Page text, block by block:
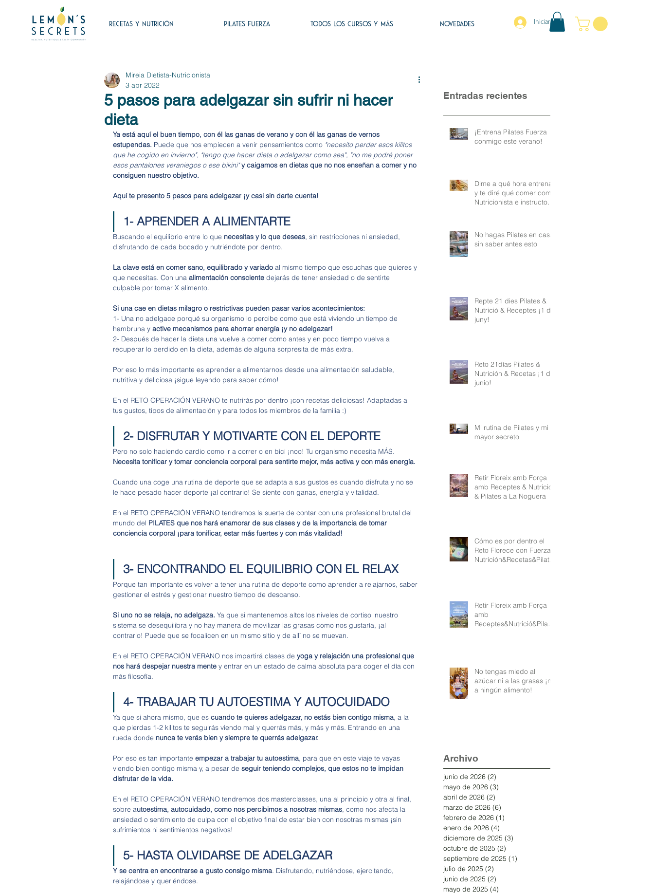
RECETAS Y NUTRICIÓN PILATES FUERZA TODOS LOS CURSOS Y MÁS NOVEDADES Iniciar sesión
5 pasos para adelgazar sin sufrir ni hacer
dieta
Mireia Dietista-Nutricionista
3 abr 2022
Ya está aquí el buen tiempo, con él las ganas de verano y con él las ganas de vernos
estupendas. Puede que nos empiecen a venir pensamientos como "necesito perder esos kilitos
que he cogido en invierno", "tengo que hacer dieta o adelgazar como sea", "no me podré poner
esos pantalones veraniegos o ese bikini" y caigamos en dietas que no nos enseñan a comer y no
consiguen nuestro objetivo.
Aquí te presento 5 pasos para adelgazar ¡y casi sin darte cuenta!
1- APRENDER A ALIMENTARTE
Buscando el equilibrio entre lo que necesitas y lo que deseas, sin restricciones ni ansiedad,
disfrutando de cada bocado y nutriéndote por dentro.
La clave está en comer sano, equilibrado y variado al mismo tiempo que escuchas que quieres y
que necesitas. Con una alimentación consciente dejarás de tener ansiedad o de sentirte
culpable por tomar X alimento.
Si una cae en dietas milagro o restrictivas pueden pasar varios acontecimientos:
1- Una no adelgace porqué su organismo lo percibe como que está viviendo un tiempo de
hambruna y active mecanismos para ahorrar energía ¡y no adelgazar!
2- Después de hacer la dieta una vuelve a comer como antes y en poco tiempo vuelva a
recuperar lo perdido en la dieta, además de alguna sorpresita de más extra.
Por eso lo más importante es aprender a alimentarnos desde una alimentación saludable,
nutritiva y deliciosa ¡sigue leyendo para saber cómo!
En el RETO OPERACIÓN VERANO te nutrirás por dentro ¡con recetas deliciosas! Adaptadas a
tus gustos, tipos de alimentación y para todos los miembros de la familia :)
2- DISFRUTAR Y MOTIVARTE CON EL DEPORTE
Pero no solo haciendo cardio como ir a correr o en bici ¡noo! Tu organismo necesita MÁS.
Necesita tonificar y tomar conciencia corporal para sentirte mejor, más activa y con más energía.
Cuando una coge una rutina de deporte que se adapta a sus gustos es cuando disfruta y no se
le hace pesado hacer deporte ¡al contrario! Se siente con ganas, energía y vitalidad.
En el RETO OPERACIÓN VERANO tendremos la suerte de contar con una profesional brutal del
mundo del PILATES que nos hará enamorar de sus clases y de la importancia de tomar
conciencia corporal ¡para tonificar, estar más fuertes y con más vitalidad!
3- ENCONTRANDO EL EQUILIBRIO CON EL RELAX
Porque tan importante es volver a tener una rutina de deporte como aprender a relajarnos, saber
gestionar el estrés y gestionar nuestro tiempo de descanso.
Si uno no se relaja, no adelgaza. Ya que si mantenemos altos los niveles de cortisol nuestro
sistema se desequilibra y no hay manera de movilizar las grasas como nos gustaría, ¡al
contrario! Puede que se focalicen en un mismo sitio y de allí no se muevan.
En el RETO OPERACIÓN VERANO nos impartirá clases de yoga y relajación una profesional que
nos hará despejar nuestra mente y entrar en un estado de calma absoluta para coger el día con
más filosofía.
4- TRABAJAR TU AUTOESTIMA Y AUTOCUIDADO
Ya que si ahora mismo, que es cuando te quieres adelgazar, no estás bien contigo misma, a la
que pierdas 1-2 kilitos te seguirás viendo mal y querrás más, y más y más. Entrando en una
rueda donde nunca te verás bien y siempre te querrás adelgazar.
Por eso es tan importante empezar a trabajar tu autoestima, para que en este viaje te vayas
viendo bien contigo misma y, a pesar de seguir teniendo complejos, que estos no te impidan
disfrutar de la vida.
En el RETO OPERACIÓN VERANO tendremos dos masterclasses, una al principio y otra al final,
sobre autoestima, autocuidado, como nos percibimos a nosotras mismas, como nos afecta la
ansiedad o sentimiento de culpa con el objetivo final de estar bien con nosotras mismas ¡sin
sufrimientos ni sentimientos negativos!
5- HASTA OLVIDARSE DE ADELGAZAR
Y se centra en encontrarse a gusto consigo misma. Disfrutando, nutriéndose, ejercitando,
relajándose y queriéndose.
Entradas recientes
¡Entrena Pilates Fuerza
conmigo este verano!
Dime a qué hora entrenas
y te diré qué comer como
Nutricionista e instructora
No hagas Pilates en casa
sin saber antes esto
Repte 21 dies Pilates &
Nutrició & Receptes ¡1 de
juny!
Reto 21días Pilates &
Nutrición & Recetas ¡1 de
junio!
Mi rutina de Pilates y mi
mayor secreto
Retir Floreix amb Força
amb Receptes & Nutrició
& Pilates a La Noguera
Cómo es por dentro el
Reto Florece con Fuerza
Nutrición&Recetas&Pilate
Retir Floreix amb Força
amb
Receptes&Nutrició&Pilate
No tengas miedo al
azúcar ni a las grasas ¡ni
a ningún alimento!
Archivo
junio de 2026 (2)
mayo de 2026 (3)
abril de 2026 (2)
marzo de 2026 (6)
febrero de 2026 (1)
enero de 2026 (4)
diciembre de 2025 (3)
octubre de 2025 (2)
septiembre de 2025 (1)
julio de 2025 (2)
junio de 2025 (2)
mayo de 2025 (4)